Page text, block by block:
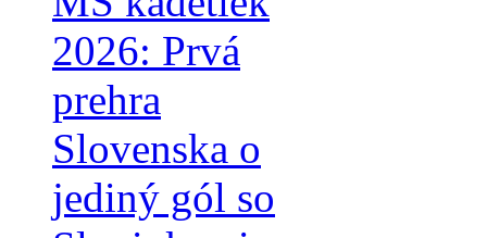
2026: Prvá
prehra
Slovenska o
jediný gól so